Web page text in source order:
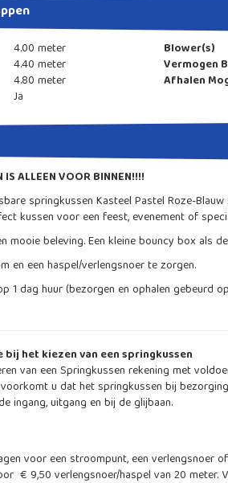
4.00 meter
4.40 meter
4.80 meter
Ja
Blower(s)
Vermogen
Afhalen
IS ALLEEN VOOR BINNEN!!!!
springkussen Kasteel Pastel Roze-
kussen voor een feest, evenement of
mooie beleving.Een kleine bouncy box als
en een haspel/verlengsnoer te zorgen.
1 dag huur (bezorgen en ophalen gebeurd
het kiezen van een springkussen
van een Springkussen rekening met
u dat het springkussen bij
ingang, uitgang en bij de glijbaan.
voor een stroompunt, een verlengsnoer
€ 9,50 verlengsnoer/haspel van 20 meter.